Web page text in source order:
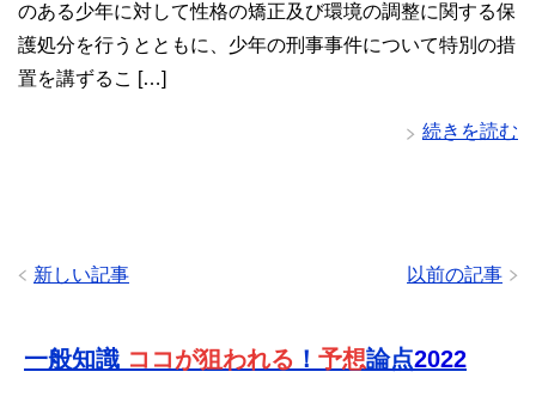
のある少年に対して性格の矯正及び環境の調整に関する保
護処分を行うとともに、少年の刑事事件について特別の措
置を講ずるこ […]
続きを読む
以前の記事
新しい記事
一般知識 ココが狙われる ！ 予想論点2022